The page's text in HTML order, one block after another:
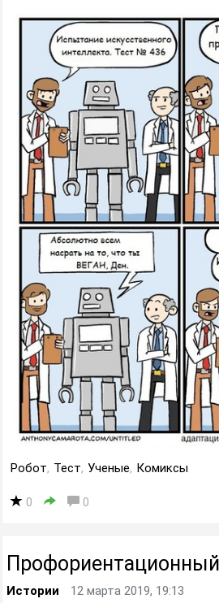
Робот, Тест, Ученые, Комиксы
0 0
Профориентационный
Истории 12 марта 2019, 19:13